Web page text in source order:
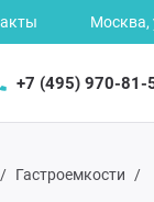
+7 (495) 970-81-
Гастроемкости